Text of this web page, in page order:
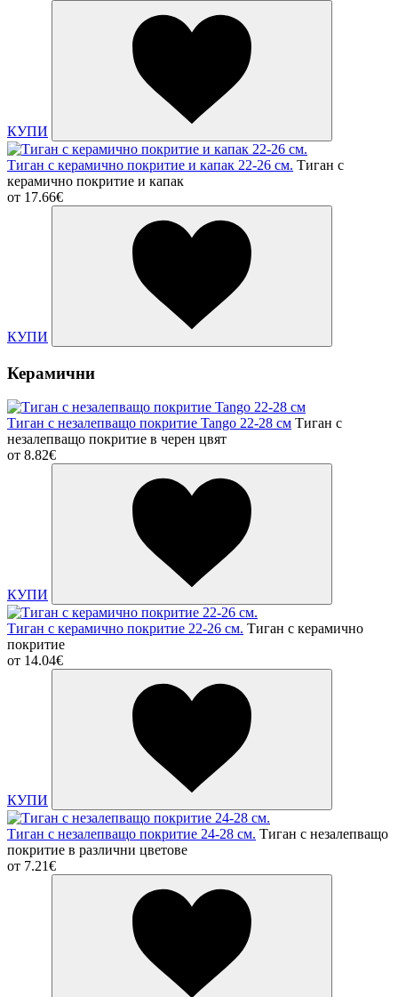
КУПИ
Тиган с керамично покритие и капак 22-26 см. Тиган с
керамично покритие и капак
от 17.66€
КУПИ
Керамични
Тиган с незалепващо покритие Tango 22-28 см Тиган с
незалепващо покритие в черен цвят
от 8.82€
КУПИ
Тиган с керамично покритие 22-26 см. Тиган с керамично
покритие
от 14.04€
КУПИ
Тиган с незалепващо покритие 24-28 см. Тиган с незалепващо
покритие в различни цветове
от 7.21€